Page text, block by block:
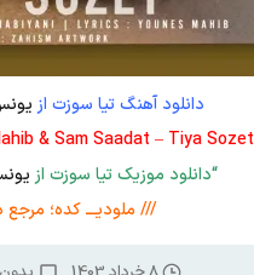
دانلود آهنگ تیا سوزت از
& Sam Saadat – Tiya Sozet
“دانلود موزیک تیا سوزت از
/// ملودیـــ کده؛